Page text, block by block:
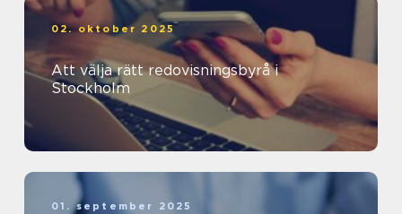
02. oktober 2025
Att välja rätt redovisningsbyrå i
Stockholm
01. september 2025